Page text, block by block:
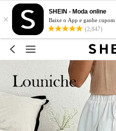
×
SHEIN - Moda online
Baixe o App e ganhe
(2,847)